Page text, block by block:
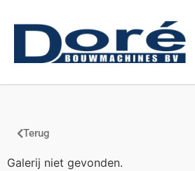
Terug
Galerij niet gevonden.